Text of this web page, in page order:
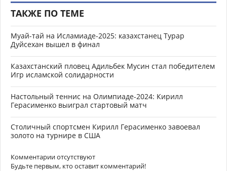
ТАКЖЕ ПО ТЕМЕ
Муай-тай на Исламиаде-2025: казахстанец Турар
Дуйсехан вышел в финал
Казахстанский пловец Адильбек Мусин стал победителем
Игр исламской солидарности
Настольный теннис на Олимпиаде-2024: Кирилл
Герасименко выиграл стартовый матч
Столичный спортсмен Кирилл Герасименко завоевал
золото на турнире в США
Комментарии отсутствуют
Будьте первым, кто оставит комментарий!